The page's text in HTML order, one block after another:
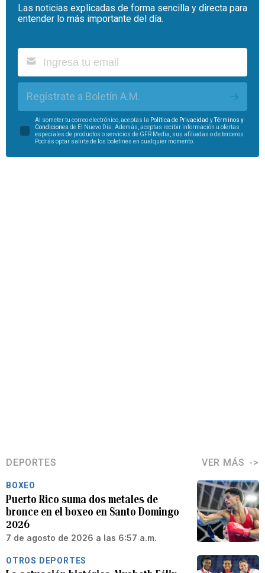
Las noticias explicadas de forma sencilla y directa para
entender lo más importante del día.
Regístrate a Boletín A.M.
Al someter tu correo electrónico, aceptas la Política de Privacidad y
Términos y
Condiciones de El Nuevo Día. Además, aceptas recibir información u ofertas
especiales de productos o servicios de GFR Media, sus afiliadas o de terceros.
Podrás optar salirte de los boletines en cualquier momento.
DEPORTES VER MÁS
BOXEO
Puerto Rico suma dos metales de
bronce en el boxeo en Santo Domingo
2026
7 de agosto de 2026 a las 6:57 a.m.
OTROS DEPORTES